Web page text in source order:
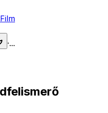
Film
·...